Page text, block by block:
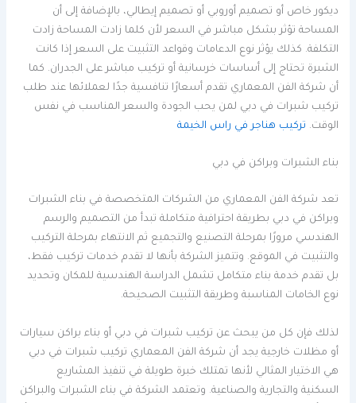
ديكور خاص أو تصميم أوروبي أو تصميم إيطالي، بالإضافة إلى أن
المساحة تؤثر بشكل مباشر في السعر لأن كلما زادت المساحة زادت
التكلفة. كذلك يؤثر نوع الدعامات وقواعد التثبيت على السعر إذا كانت
الشبرة تحتاج إلى أساسات خرسانية أو تركيب مباشر على الجدران. كما
أن شركة الفن المعماري تقدم أسعارًا تنافسية جدًا لعملائها عند طلب
تركيب شبرات في دبي لمن يحب الجودة والسعر المناسب في نفس
الوقت. تركيب هناجر في راس الخيمة
بناء الشبرات وبراكن في دبي
تعد شركة الفن المعماري من الشركات المتخصصة في بناء الشبرات
وبراكن في دبي بطريقة احترافية متكاملة تبدأ من التصميم والرسم
الهندسي مرورًا بمرحلة التصنيع والتجميع ثم الانتهاء بمرحلة التركيب
والتثبيت في الموقع. وتتميز الشركة بأنها لا تقدم خدمات تركيب فقط،
بل تقدم خدمة بناء متكامل تشمل الدراسة الهندسية للمكان وتحديد
نوع الخامات المناسبة وطريقة التثبيت الصحيحة.
لذلك فإن كل من يبحث عن تركيب شبرات في دبي أو بناء براكن سيارات
أو مظلات خارجية يجد أن شركة الفن المعماري تركيب شبرات في دبي
هي الاختيار المثالي لأنها تمتلك خبرة طويلة في تنفيذ المشاريع
السكنية والتجارية والصناعية. وتعتمد الشركة في بناء الشبرات والبراكن